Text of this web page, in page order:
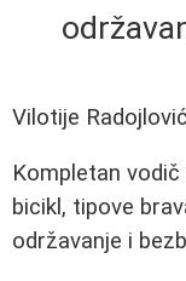
Vilotije Radojlović
Kompletan
bicikl, tipove
održavanje i